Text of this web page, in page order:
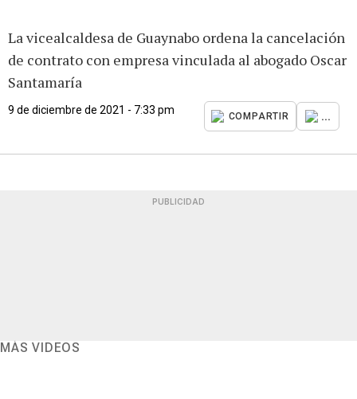
La vicealcaldesa de Guaynabo ordena la cancelación
de contrato con empresa vinculada al abogado Oscar
Santamaría
9 de diciembre de 2021 - 7:33 pm
COMPARTIR ...
PUBLICIDAD
MÁS VIDEOS